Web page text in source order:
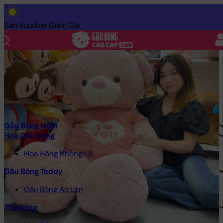
Săn Voucher Giảm Giá
Gấu Bông Noel
Hoa Gấu Bông
Hoa Hồng Khổng Lồ
Gấu Bông Teddy
Gấu Bông Áo Len
Thú Bông
Trang Chủ